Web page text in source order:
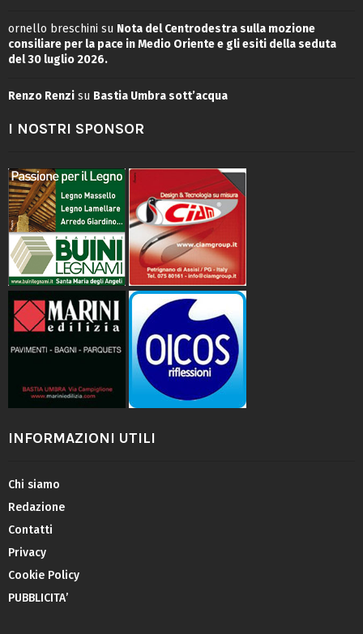
ornello breschini su Nota del Centrodestra sulla mozione
consiliare per la pace in Medio Oriente e gli esiti della seduta
del 30 luglio 2026.
Renzo Renzi su Bastia Umbra sott’acqua
I NOSTRI SPONSOR
INFORMAZIONI UTILI
Chi siamo
Redazione
Contatti
Privacy
Cookie Policy
PUBBLICITA’